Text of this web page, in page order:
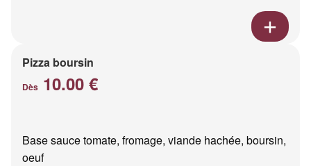
Pizza boursin
Dès 10.00 €
Base sauce tomate, fromage, viande hachée, boursin,
oeuf